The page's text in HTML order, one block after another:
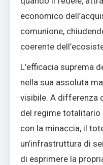
economico
comunione,
coerente
L’efficacia suprema
nella sua assoluta
visibile. A differenza
del regime totalitario
con la minaccia, il
un’infrastruttura di
di esprimere la